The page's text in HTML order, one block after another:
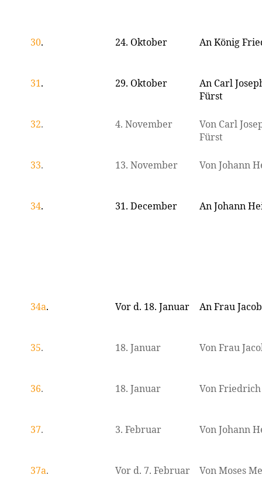
30. 24. Oktober An König
31. 29. Oktober
An Carl
Fürst
32. 4. November
Von Carl
Fürst
33. 13. November Von Johann
34. 31. December An Johann
34a. Vor d. 18. Januar An Frau
35. 18. Januar Von Frau
36. 18. Januar Von
37. 3. Februar Von Johann
37a. Vor d. 7. Februar Von Moses